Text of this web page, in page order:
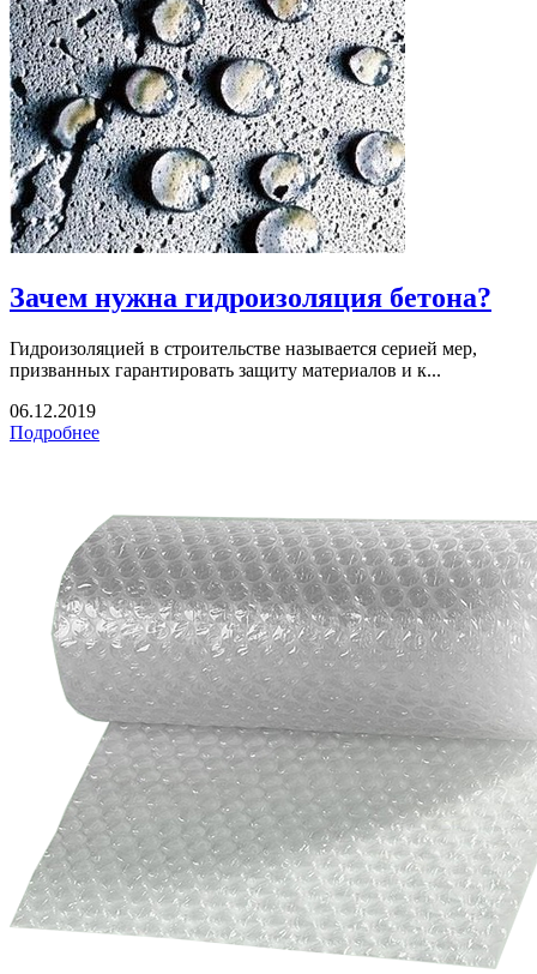
Зачем нужна гидроизоляция бетона?
Гидроизоляцией в строительстве называется серией мер,
призванных гарантировать защиту материалов и к...
06.12.2019
Подробнее